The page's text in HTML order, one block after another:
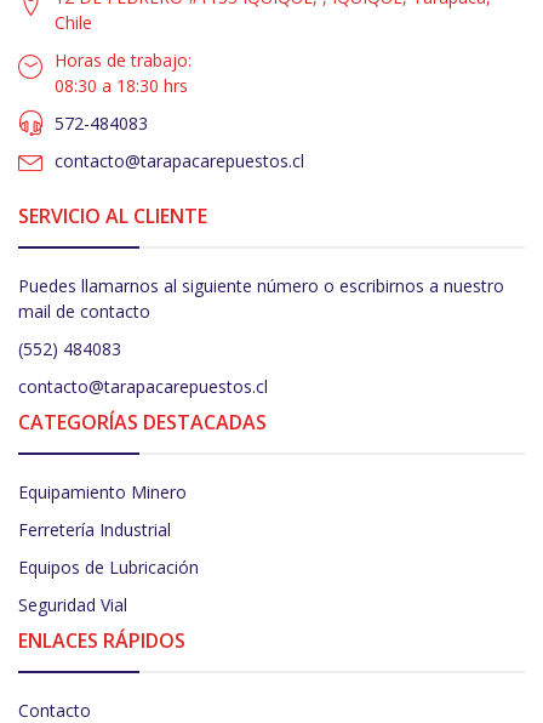
Chile
Horas de trabajo:
08:30 a 18:30 hrs
572-484083
contacto@tarapacarepuestos.cl
SERVICIO AL CLIENTE
Puedes llamarnos al siguiente número o escribirnos a nuestro
mail de contacto
(552) 484083
contacto@tarapacarepuestos.cl
CATEGORÍAS DESTACADAS
Equipamiento Minero
Ferretería Industrial
Equipos de Lubricación
Seguridad Vial
ENLACES RÁPIDOS
Contacto